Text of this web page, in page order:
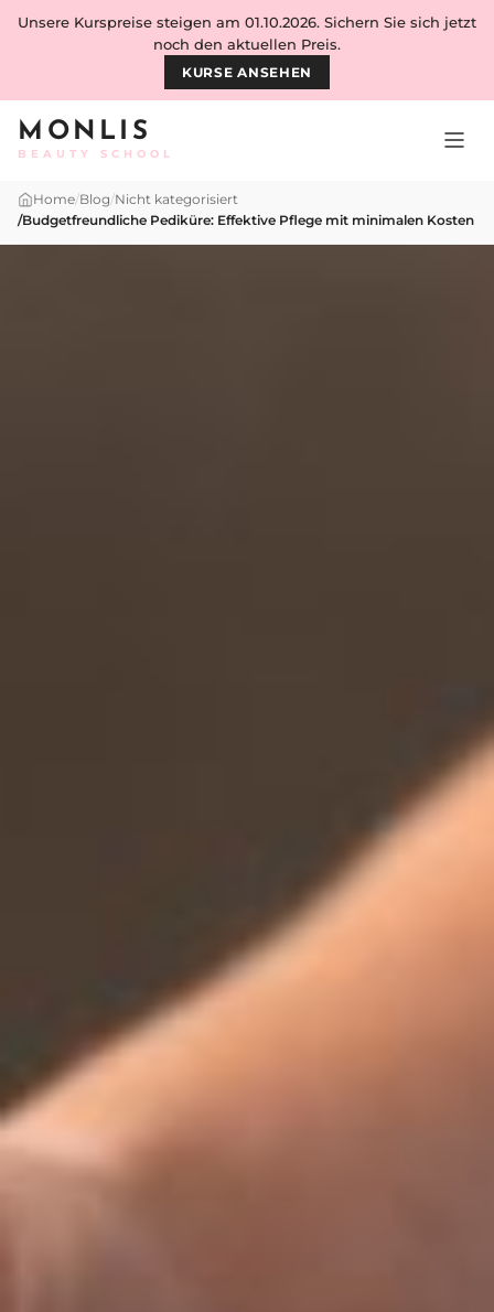
Skip to content
MONLIS
BEAUTY SCHOOL
Unsere Kurspreise steigen am 01.10.2026. Sichern Sie sich jetzt
noch den aktuellen Preis.
KURSE ANSEHEN
Home/Blog/Nicht kategorisiert
/Budgetfreundliche Pediküre: Effektive Pflege mit minimalen Kosten